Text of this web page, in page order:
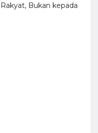
Bukan kepada